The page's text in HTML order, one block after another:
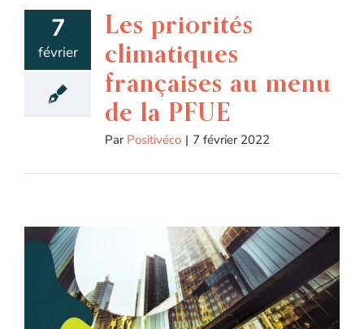
7
février
Les priorités
climatiques
françaises au menu
de la PFUE
Par Positivéco | 7 février 2022